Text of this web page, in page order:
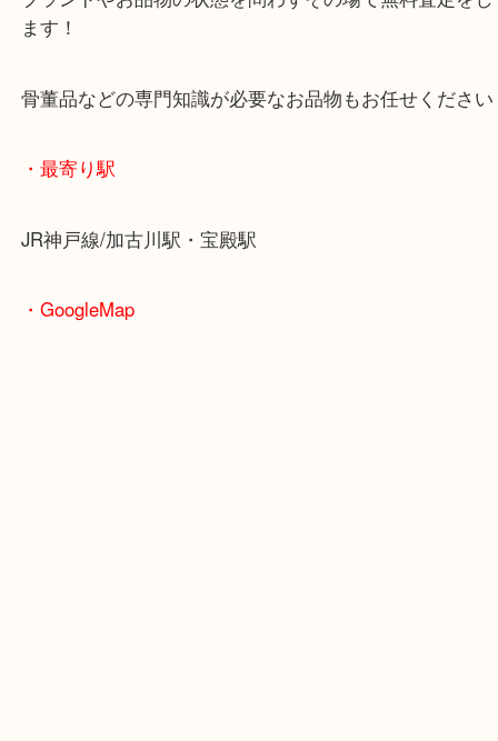
つい先日もギターのご依頼をいただきましたが、
ギター以外のお品物も喜んで承ります！
加西市でエレキギターを売りたい時は当店をお尋ね